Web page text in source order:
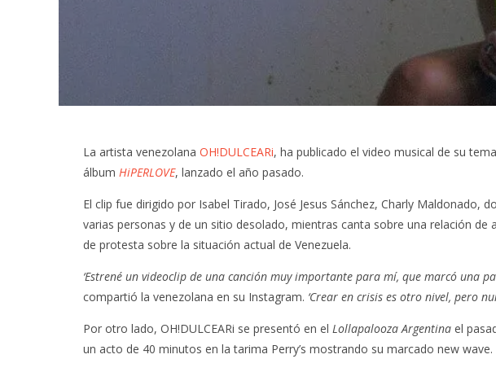
La artista venezolana OH!DULCEARi, ha publicado el video musical de su tema
álbum HiPERLOVE, lanzado el año pasado.
El clip fue dirigido por Isabel Tirado, José Jesus Sánchez, Charly Maldonado,
varias personas y de un sitio desolado, mientras canta sobre una relación
de protesta sobre la situación actual de Venezuela.
‘Estrené un videoclip de una canción muy importante para mí, que marcó una
compartió la venezolana en su Instagram. ‘Crear en crisis es otro nivel, pero
Por otro lado, OH!DULCEARi se presentó en el Lollapalooza Argentina el
un acto de 40 minutos en la tarima Perry’s mostrando su marcado new wave.